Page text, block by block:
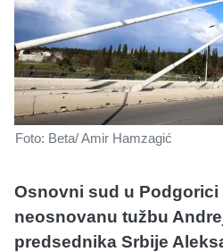
Foto: Beta/ Amir Hamzagić
Osnovni sud u Podgorici
neosnovanu tužbu
predsednika Srbije